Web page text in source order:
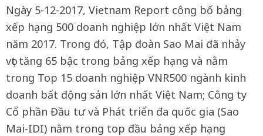
Ngày 5-12-2017, Vietnam Report công bố bảng
xếp hạng 500 doanh nghiệp lớn nhất Việt Nam
năm 2017. Trong đó, Tập đoàn Sao Mai đã nhảy
vọt tăng 65 bậc trong bảng xếp hạng và nằm
trong Top 15 doanh nghiệp VNR500 ngành kinh
doanh bất động sản lớn nhất Việt Nam; Công ty
Cổ phần Đầu tư và Phát triển đa quốc gia (Sao
Mai-IDI) nằm trong top đầu bảng xếp hạng